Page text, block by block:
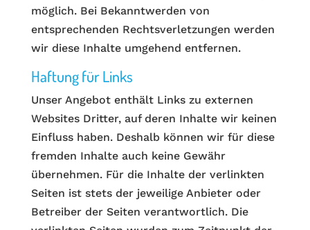
möglich. Bei Bekanntwerden von
entsprechenden Rechtsverletzungen werden
wir diese Inhalte umgehend entfernen.
Haftung für Links
Unser Angebot enthält Links zu externen
Websites Dritter, auf deren Inhalte wir keinen
Einfluss haben. Deshalb können wir für diese
fremden Inhalte auch keine Gewähr
übernehmen. Für die Inhalte der verlinkten
Seiten ist stets der jeweilige Anbieter oder
Betreiber der Seiten verantwortlich. Die